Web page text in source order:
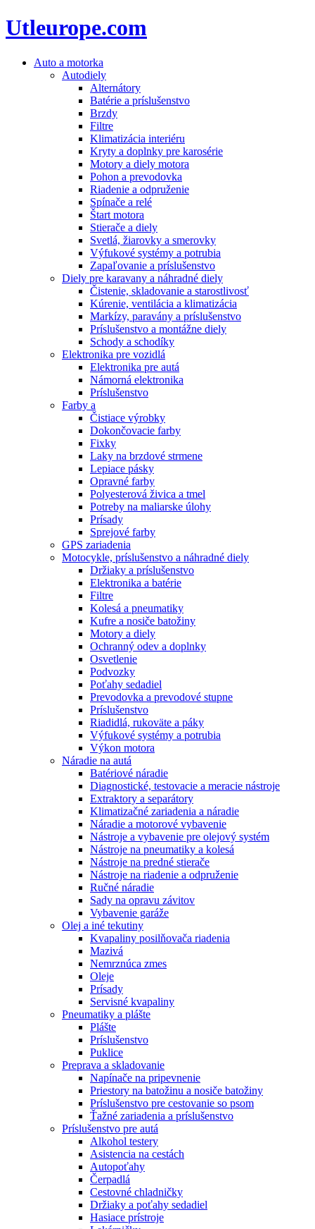
Utleurope.com
Auto a motorka
Autodiely
Alternátory
Batérie a príslušenstvo
Brzdy
Filtre
Klimatizácia interiéru
Kryty a doplnky pre karosérie
Motory a diely motora
Pohon a prevodovka
Riadenie a odpruženie
Spínače a relé
Štart motora
Stierače a diely
Svetlá, žiarovky a smerovky
Výfukové systémy a potrubia
Zapaľovanie a príslušenstvo
Diely pre karavany a náhradné diely
Čistenie, skladovanie a starostlivosť
Kúrenie, ventilácia a klimatizácia
Markízy, paravány a príslušenstvo
Príslušenstvo a montážne diely
Schody a schodíky
Elektronika pre vozidlá
Elektronika pre autá
Námorná elektronika
Príslušenstvo
Farby a
Čistiace výrobky
Dokončovacie farby
Fixky
Laky na brzdové strmene
Lepiace pásky
Opravné farby
Polyesterová živica a tmel
Potreby na maliarske úlohy
Prísady
Sprejové farby
GPS zariadenia
Motocykle, príslušenstvo a náhradné diely
Držiaky a príslušenstvo
Elektronika a batérie
Filtre
Kolesá a pneumatiky
Kufre a nosiče batožiny
Motory a diely
Ochranný odev a doplnky
Osvetlenie
Podvozky
Poťahy sedadiel
Prevodovka a prevodové stupne
Príslušenstvo
Riadidlá, rukoväte a páky
Výfukové systémy a potrubia
Výkon motora
Náradie na autá
Batériové náradie
Diagnostické, testovacie a meracie nástroje
Extraktory a separátory
Klimatizačné zariadenia a náradie
Náradie a motorové vybavenie
Nástroje a vybavenie pre olejový systém
Nástroje na pneumatiky a kolesá
Nástroje na predné stierače
Nástroje na riadenie a odpruženie
Ručné náradie
Sady na opravu závitov
Vybavenie garáže
Olej a iné tekutiny
Kvapaliny posilňovača riadenia
Mazivá
Nemrznúca zmes
Oleje
Prísady
Servisné kvapaliny
Pneumatiky a plášte
Plášte
Príslušenstvo
Puklice
Preprava a skladovanie
Napínače na pripevnenie
Priestory na batožinu a nosiče batožiny
Príslušenstvo pre cestovanie so psom
Ťažné zariadenia a príslušenstvo
Príslušenstvo pre autá
Alkohol testery
Asistencia na cestách
Autopoťahy
Čerpadlá
Cestovné chladničky
Držiaky a poťahy sedadiel
Hasiace prístroje